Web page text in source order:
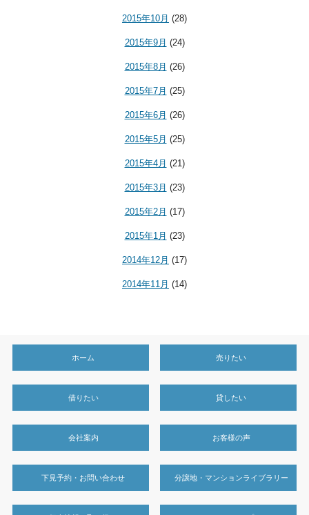
2015年10月 (28)
2015年9月 (24)
2015年8月 (26)
2015年7月 (25)
2015年6月 (26)
2015年5月 (25)
2015年4月 (21)
2015年3月 (23)
2015年2月 (17)
2015年1月 (23)
2014年12月 (17)
2014年11月 (14)
ホーム 売りたい
借りたい 貸したい
会社案内 お客様の声
下見予約・お問い合わせ 分譲地・マンションライブラリー